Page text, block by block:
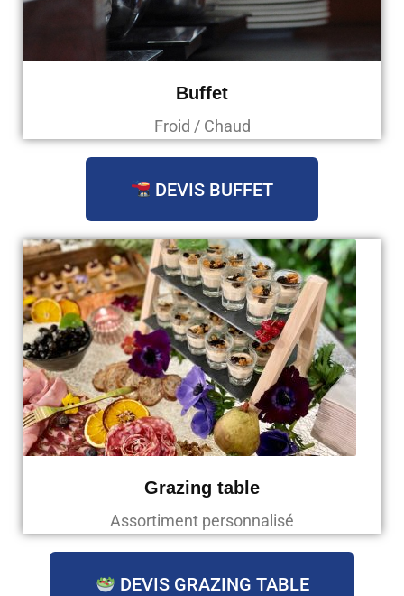
Buffet
Froid / Chaud
DEVIS BUFFET
Grazing table
Assortiment personnalisé
DEVIS GRAZING TABLE